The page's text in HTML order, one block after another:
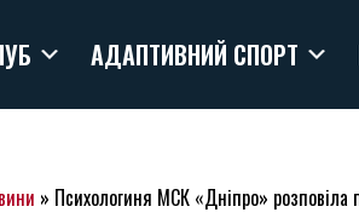
АДАПТИВНИЙ СПОРТ
» Психологиня МСК «Дніпро»